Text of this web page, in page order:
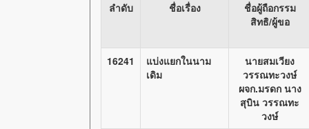
ลำดับ ชื่อเรื่อง
ชื่อผู้ถือกรรม
สิทธิ/ผู้ขอ
16241
แบ่งแยกในนาม
เดิม
นายสมเวียง
วรรณทะวงษ์
ผจก.มรดก นาง
สุบิน วรรณทะ
วงษ์